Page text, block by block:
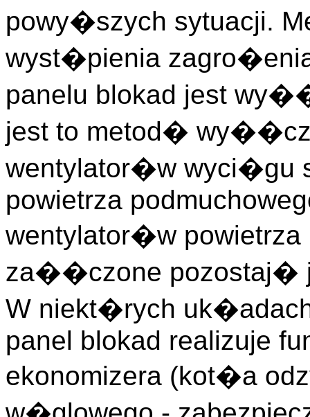
powy�szych sytuacji.
wyst�pienia
panelu blokad jest
jest to metod�
wentylator�w wyci�gu
powietrza
wentylator�w
za��czone pozostaj�
W niekt�rych
panel blokad realizuje
ekonomizera (kot�a